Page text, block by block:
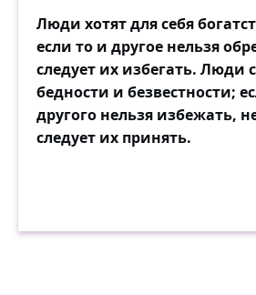
Люди хотят для себя
если то и другое нельзя
следует их избегать. Люди
бедности и безвестности;
другого нельзя избежать,
следует их принять.